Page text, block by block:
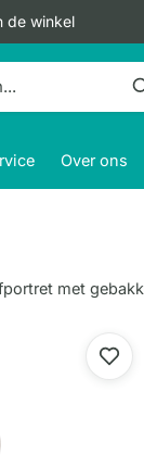
de winkel
Over ons
met